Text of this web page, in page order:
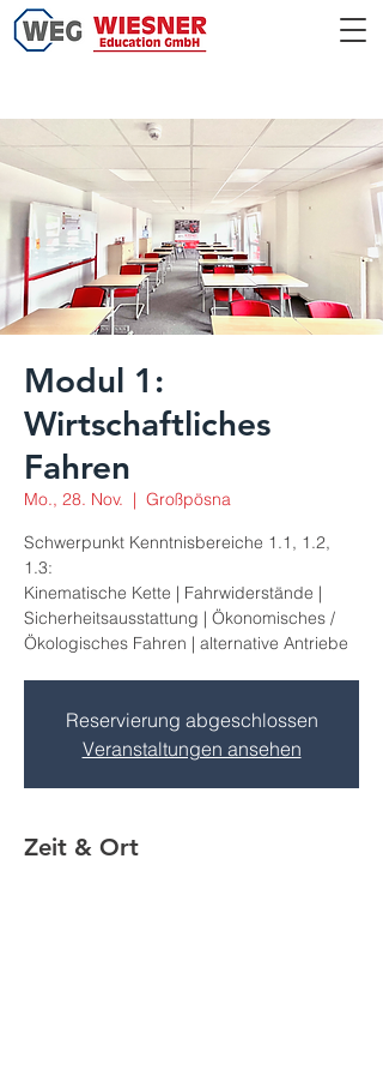
Modul 1:
Wirtschaftliches
Fahren
Mo., 28. Nov.
  |
Großpösna
Schwerpunkt Kenntnisbereiche 1.1, 1.2,
1.3:
Kinematische Kette | Fahrwiderstände |
Sicherheitsausstattung | Ökonomisches /
Ökologisches Fahren | alternative Antriebe
Reservierung abgeschlossen
Veranstaltungen ansehen
Zeit & Ort